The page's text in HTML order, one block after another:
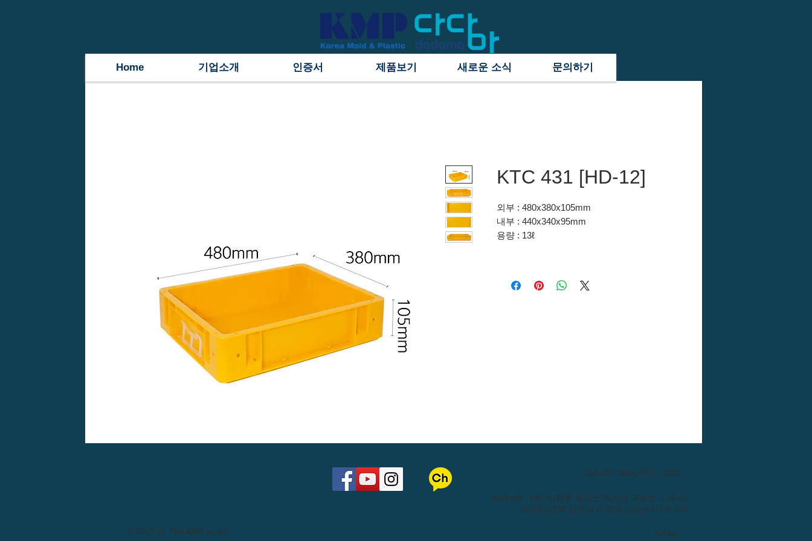
Home 기업소개 인증서 제품보기 새로운 소식 문의하기
KTC 431 [HD-12]
외부 : 480x380x105mm
내부 : 440x340x95mm
용량 : 13ℓ
Call US : 054) 976 - 0000
​Address : (본 사)경북 칠곡군 지천면 금송로 176-21
(2공장)경북 김천시 어모면 산업단지7로 135
© 2017 by The KMP co.ltd
E-Mail :